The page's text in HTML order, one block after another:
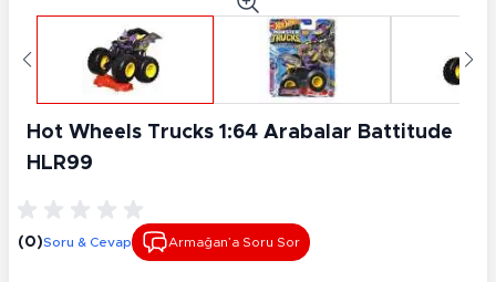
Hot Wheels Trucks 1:64 Arabalar Battitude
HLR99
(0)Soru & Cevap Armağan’a Soru Sor